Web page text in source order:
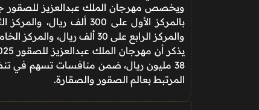
ويخصص مهرجان الملك عبدالعزيز للصقور
والمركز الرابع على 30 ألف ريال، والمركز الخامس على 20 ألف ريال.
38 مليون ريال، ضمن منافسات تسهم في
المرتبط بعالم الصقور والصقارة.